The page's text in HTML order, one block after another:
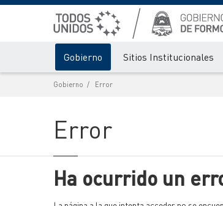
Gobierno Sitios Institucionales
Gobierno Error
Error
Ha ocurrido un